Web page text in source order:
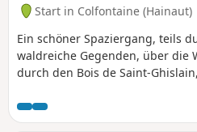
Start in Colfontaine (Hainaut)
Ein schöner Spaziergang, teils
waldreiche Gegenden, über die
durch den Bois de Saint-
Bemerkenswert ist, dass der Bois
seltsamerweise zwischen Dour